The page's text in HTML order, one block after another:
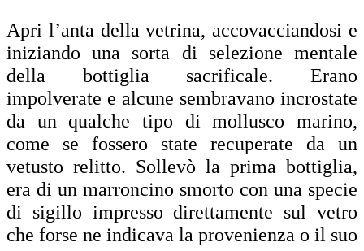
Apri l’anta della vetrina, accovacciandosi e
iniziando una sorta di selezione mentale
della bottiglia sacrificale. Erano
impolverate e alcune sembravano incrostate
da un qualche tipo di mollusco marino,
come se fossero state recuperate da un
vetusto relitto. Sollevò la prima bottiglia,
era di un marroncino smorto con una specie
di sigillo impresso direttamente sul vetro
che forse ne indicava la provenienza o il suo